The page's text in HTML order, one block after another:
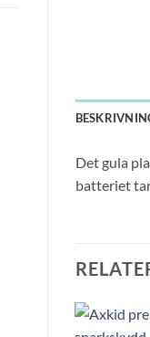
Det gula
batteriet